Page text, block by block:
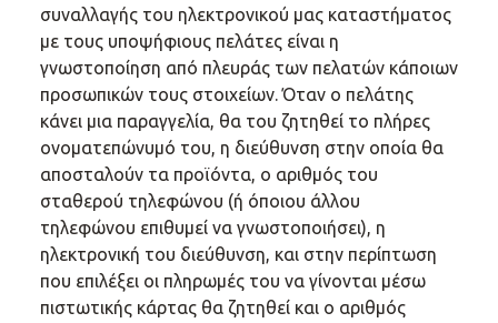
συναλλαγής του ηλεκτρονικού μας καταστήματος
με τους υποψήφιους πελάτες είναι η
γνωστοποίηση από πλευράς των πελατών κάποιων
προσωπικών τους στοιχείων. Όταν ο πελάτης
κάνει μια παραγγελία, θα του ζητηθεί το πλήρες
ονοματεπώνυμό του, η διεύθυνση στην οποία θα
αποσταλούν τα προϊόντα, ο αριθμός του
σταθερού τηλεφώνου (ή όποιου άλλου
τηλεφώνου επιθυμεί να γνωστοποιήσει), η
ηλεκτρονική του διεύθυνση, και στην περίπτωση
που επιλέξει οι πληρωμές του να γίνονται μέσω
πιστωτικής κάρτας θα ζητηθεί και ο αριθμός